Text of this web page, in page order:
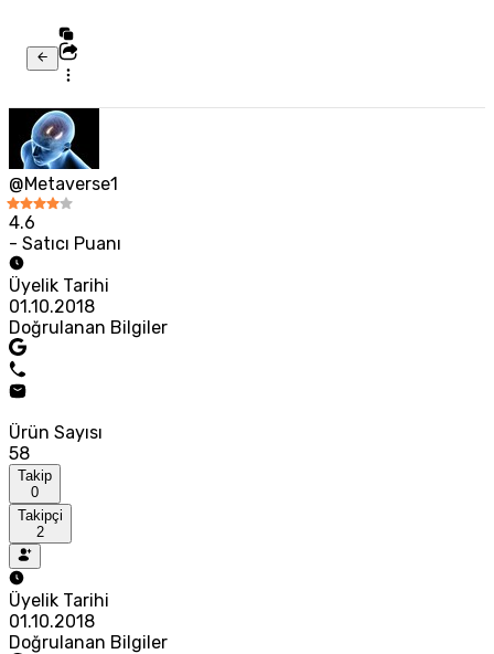
@Metaverse1
4.6
- Satıcı Puanı
Üyelik Tarihi
01.10.2018
Doğrulanan Bilgiler
Ürün Sayısı
58
Takip
0
Takipçi
2
Üyelik Tarihi
01.10.2018
Doğrulanan Bilgiler